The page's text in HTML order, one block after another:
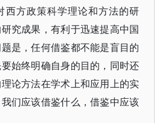
西方政策科学理论和方法的研
究成果，有利于迅速提高中国
是，任何借鉴都不能是盲目的
始终明确自身的目的，同时还
论方法在学术上和应用上的实
们应该借鉴什么，借鉴中应该